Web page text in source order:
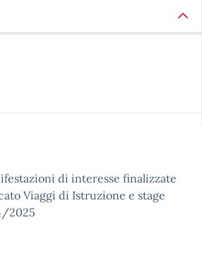
di interesse finalizzate
Viaggi di Istruzione e stage
2025